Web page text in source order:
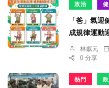
政治
「爸」氣
成規律運動
林獻元
0 分享
熱門